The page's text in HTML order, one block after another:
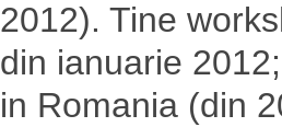
2012). Tine
din ianuarie
in Romania (din